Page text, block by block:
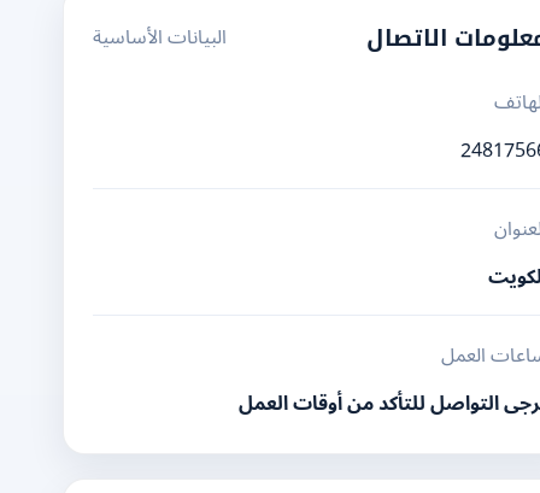
الاتصال
البيانات الأساسية
العمل
التواصل للتأكد من أوقات العمل